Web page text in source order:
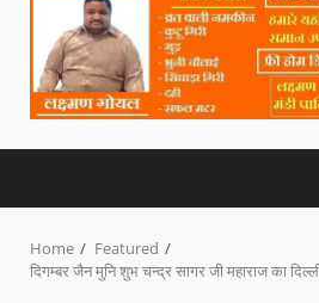
Home
Featured
दिगम्बर जैन मुनि शुभ चन्द्र सागर जी महाराज का